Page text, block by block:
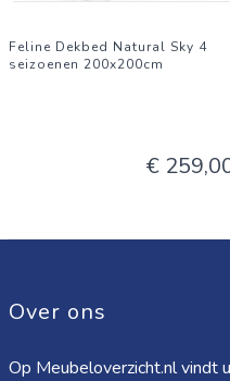
Feline Dekbed Natural Sky 4
seizoenen 200x200cm
€
Over ons
Op Meubeloverzicht.nl vindt